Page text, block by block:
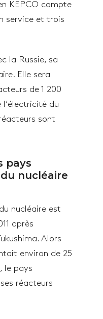
KEPCO compte
service et trois
la Russie, sa
Elle sera
de 1 200
l’électricité du
sont
pays
nucléaire
nucléaire est
après
Alors
environ de 25
le pays
réacteurs